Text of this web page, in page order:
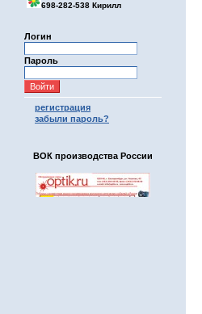
698-282-538 Кирилл
Логин
Пароль
регистрация
забыли пароль?
ВОК производства России